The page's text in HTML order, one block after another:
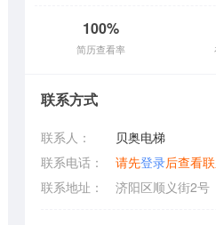
100%
简历查看率
联系方式
联系人：
贝奥电梯
联系电话：
请先登录后查看
联系地址：
济阳区顺义街2号